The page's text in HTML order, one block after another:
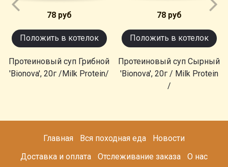
78 руб
Положить в котелок
Протеиновый суп Грибной
'Bionova', 20г /Milk Protein/
78 руб
Положить в котелок
Протеиновый суп Сырный
'Bionova', 20г / Milk Protein
/
Главная Вся походная еда
Новости
Доставка и оплата
Отслеживание заказа
О нас